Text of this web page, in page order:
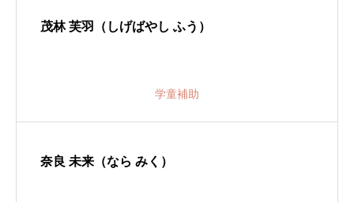
茂林 芙羽（しげばやし ふう）
学童補助
奈良 未来（なら みく）